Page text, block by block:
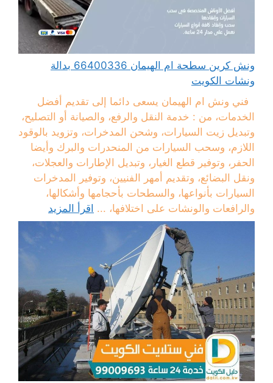
ونش كرين سطحة ام الهيمان 66400336 بدالة
ونشات الكويت
فني ونش ام الهيمان يسعى دائما إلى تقديم أفضل
الخدمات، من : خدمة النقل والرفع، والصيانة أو التصليح،
وتبديل زيت السيارات، وشحن المدخرات، وتزويد بالوقود
اللازم، وسحب السيارات من المنحدرات والبرك وأيضا
الحفر، وتوفير قطع الغيار، وتبديل الإطارات والعجلات،
ونقل البضائع، وتقديم أمهر الفنيين، وتوفير المدخرات
السيارات بأنواعها، والسطحات بأحجامها وأشكالها،
والرافعات والونشات على اختلافها، ... اقرأ المزيد